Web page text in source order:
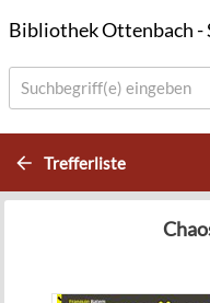
Bibliothek Ottenbach -
Suchbegriff(e) eingeben
Trefferliste